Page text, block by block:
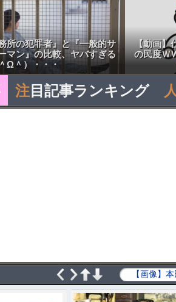
所の犯罪者』と『一般的サ
マン』の比較、ヤバすぎる
Ω＾）・・・
【動画】
の民度Ｗ
注 目記事ランキング 人